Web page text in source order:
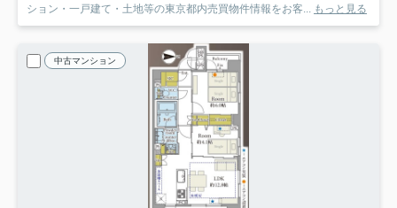
ション・一戸建て・土地等の東京都内売買物件情報をお客... もっと見る
中古マンション